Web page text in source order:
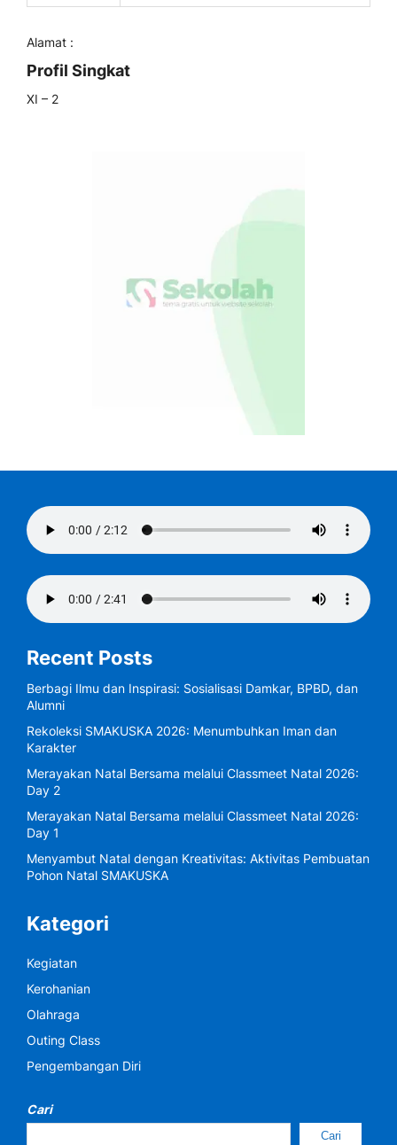
Alamat :
Profil Singkat
XI – 2
Recent Posts
Berbagi Ilmu dan Inspirasi: Sosialisasi Damkar, BPBD, dan
Alumni
Rekoleksi SMAKUSKA 2026: Menumbuhkan Iman dan
Karakter
Merayakan Natal Bersama melalui Classmeet Natal 2026:
Day 2
Merayakan Natal Bersama melalui Classmeet Natal 2026:
Day 1
Menyambut Natal dengan Kreativitas: Aktivitas Pembuatan
Pohon Natal SMAKUSKA
Kategori
Kegiatan
Kerohanian
Olahraga
Outing Class
Pengembangan Diri
Cari
Cari